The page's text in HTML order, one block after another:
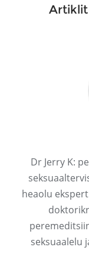
Artiklit
Dr Jerry K:
heaolu
seksuaalelu